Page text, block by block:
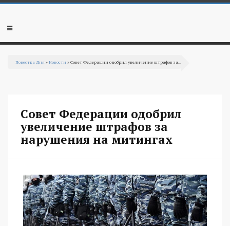
Перейти к основному содержанию
Мобильное
Повестка Дня »Новости » Совет Федерации одобрил увеличение штрафов за...
Совет Федерации одобрил
увеличение штрафов за
нарушения на митингах